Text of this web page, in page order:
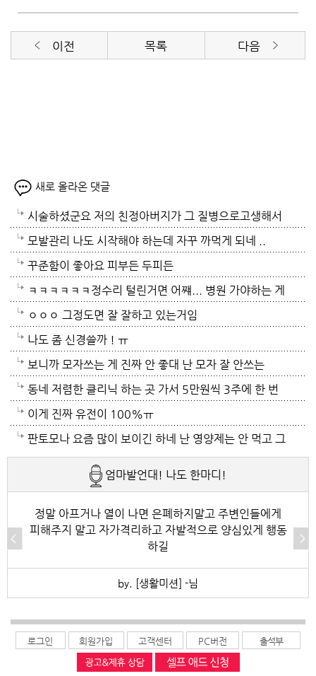
이전 목록 다음
새로 올라온 댓글
시술하셨군요 저의 친정아버지가 그 질병으로고생해서
저도 좀 압니다 남자들이 나이먹음 잘 걸리는병이죠 여
자들이 방광염에 자주 걸리듯이 그병도 재발이 잦은편
이여서 조심하셔야 할거에요 남편분 술 좋아하시나요
보통 술많이 드시는분이 오는 질병인데 저의 아버지가
술고래였거든요
모발관리 나도 시작해야 하는데 자꾸 까먹게 되네 ..
꾸준함이 좋아요 피부든 두피든
ㅋㅋㅋㅋㅋㅋ정수리 털린거면 어쨰... 병원 가야하는 게
아닌지..
ㅇㅇㅇ 그정도면 잘 잘하고 있는거임
나도 좀 신경쓸까 ! ㅠ
보니까 모자쓰는 게 진짜 안 좋대 난 모자 잘 안쓰는
중... 캡모자 특히
동네 저렴한 클리닉 하는 곳 가서 5만원씩 3주에 한 번
씩 가는것도 좋아~~
이게 진짜 유전이 100%ㅠ
판토모나 요즘 많이 보이긴 하네 난 영양제는 안 먹고 그
냥 샴푸만 좋은 거 쓰는데 에반가
엄마발언대! 나도 한마디!
정말 아프거나 열이 나면 은폐하지말고 주변인들에게
피해주지 말고 자가격리하고 자발적으로 양심있게 행동
하길
by. [생활미션] -님
로그인 회원가입 고객센터 PC버전 출석부